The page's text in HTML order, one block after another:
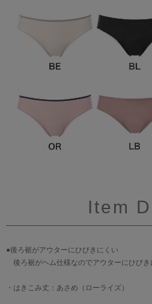
Item
●後ろ裾がアウターにひびきにくい
後ろ裾がヘム仕様なのでアウターにひびき
・はきこみ丈：あさめ（ローライズ）